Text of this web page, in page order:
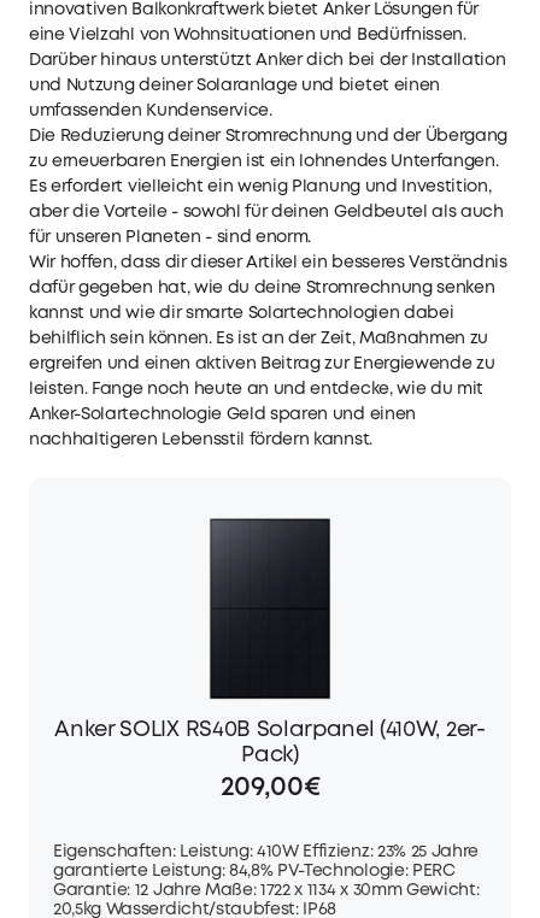
innovativen Balkonkraftwerk bietet Anker Lösungen für
eine Vielzahl von Wohnsituationen und Bedürfnissen.
Darüber hinaus unterstützt Anker dich bei der Installation
und Nutzung deiner Solaranlage und bietet einen
umfassenden Kundenservice.
Die Reduzierung deiner Stromrechnung und der Übergang
zu erneuerbaren Energien ist ein lohnendes Unterfangen.
Es erfordert vielleicht ein wenig Planung und Investition,
aber die Vorteile - sowohl für deinen Geldbeutel als auch
für unseren Planeten - sind enorm.
Wir hoffen, dass dir dieser Artikel ein besseres Verständnis
dafür gegeben hat, wie du deine Stromrechnung senken
kannst und wie dir smarte Solartechnologien dabei
behilflich sein können. Es ist an der Zeit, Maßnahmen zu
ergreifen und einen aktiven Beitrag zur Energiewende zu
leisten. Fange noch heute an und entdecke, wie du mit
Anker-Solartechnologie Geld sparen und einen
nachhaltigeren Lebensstil fördern kannst.
Anker SOLIX RS40B Solarpanel (410W, 2er-
Pack)
209,00€
Eigenschaften: Leistung: 410W Effizienz: 23% 25 Jahre
garantierte Leistung: 84,8% PV-Technologie: PERC
Garantie: 12 Jahre Maße: 1722 x 1134 x 30mm Gewicht:
20,5kg Wasserdicht/staubfest: IP68